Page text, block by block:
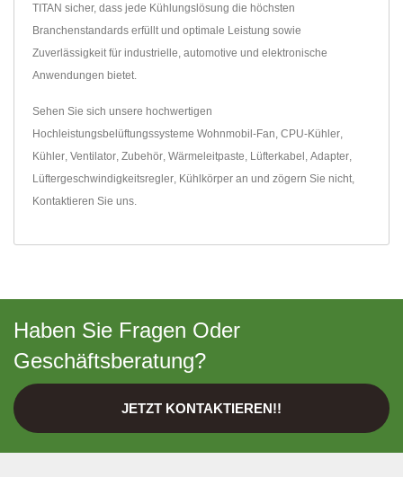
TITAN sicher, dass jede Kühlungslösung die höchsten
Branchenstandards erfüllt und optimale Leistung sowie
Zuverlässigkeit für industrielle, automotive und elektronische
Anwendungen bietet.
Sehen Sie sich unsere hochwertigen
Hochleistungsbelüftungssysteme Wohnmobil-Fan, CPU-Kühler,
Kühler, Ventilator, Zubehör, Wärmeleitpaste, Lüfterkabel , Adapter,
Lüftergeschwindigkeitsregler, Kühlkörper an und zögern Sie nicht,
Kontaktieren Sie uns.
Haben Sie Fragen Oder
Geschäftsberatung?
JETZT KONTAKTIEREN!!